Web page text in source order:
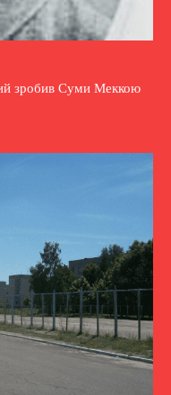
зробив Суми Меккою